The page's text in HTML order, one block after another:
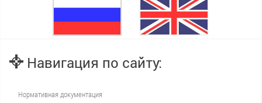
Навигация по сайту:
Нормативная документация